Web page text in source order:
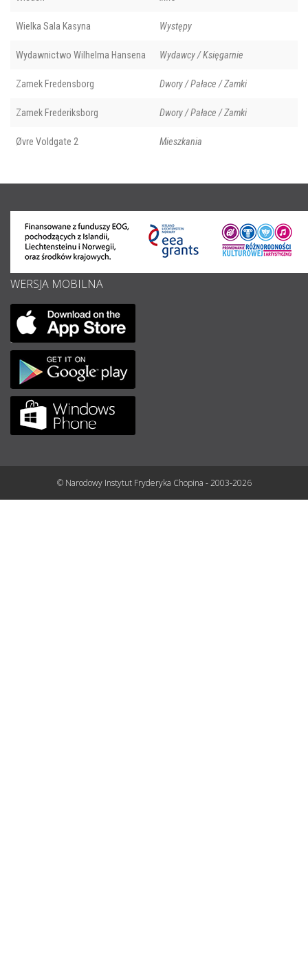
Wielka Sala Kasyna Występy
Wydawnictwo Wilhelma Hansena Wydawcy / Księgarnie
Zamek Fredensborg Dwory / Pałace / Zamki
Zamek Frederiksborg Dwory / Pałace / Zamki
Øvre Voldgate 2 Mieszkania
WERSJA MOBILNA
© Narodowy Instytut Fryderyka Chopina - 2003-2026